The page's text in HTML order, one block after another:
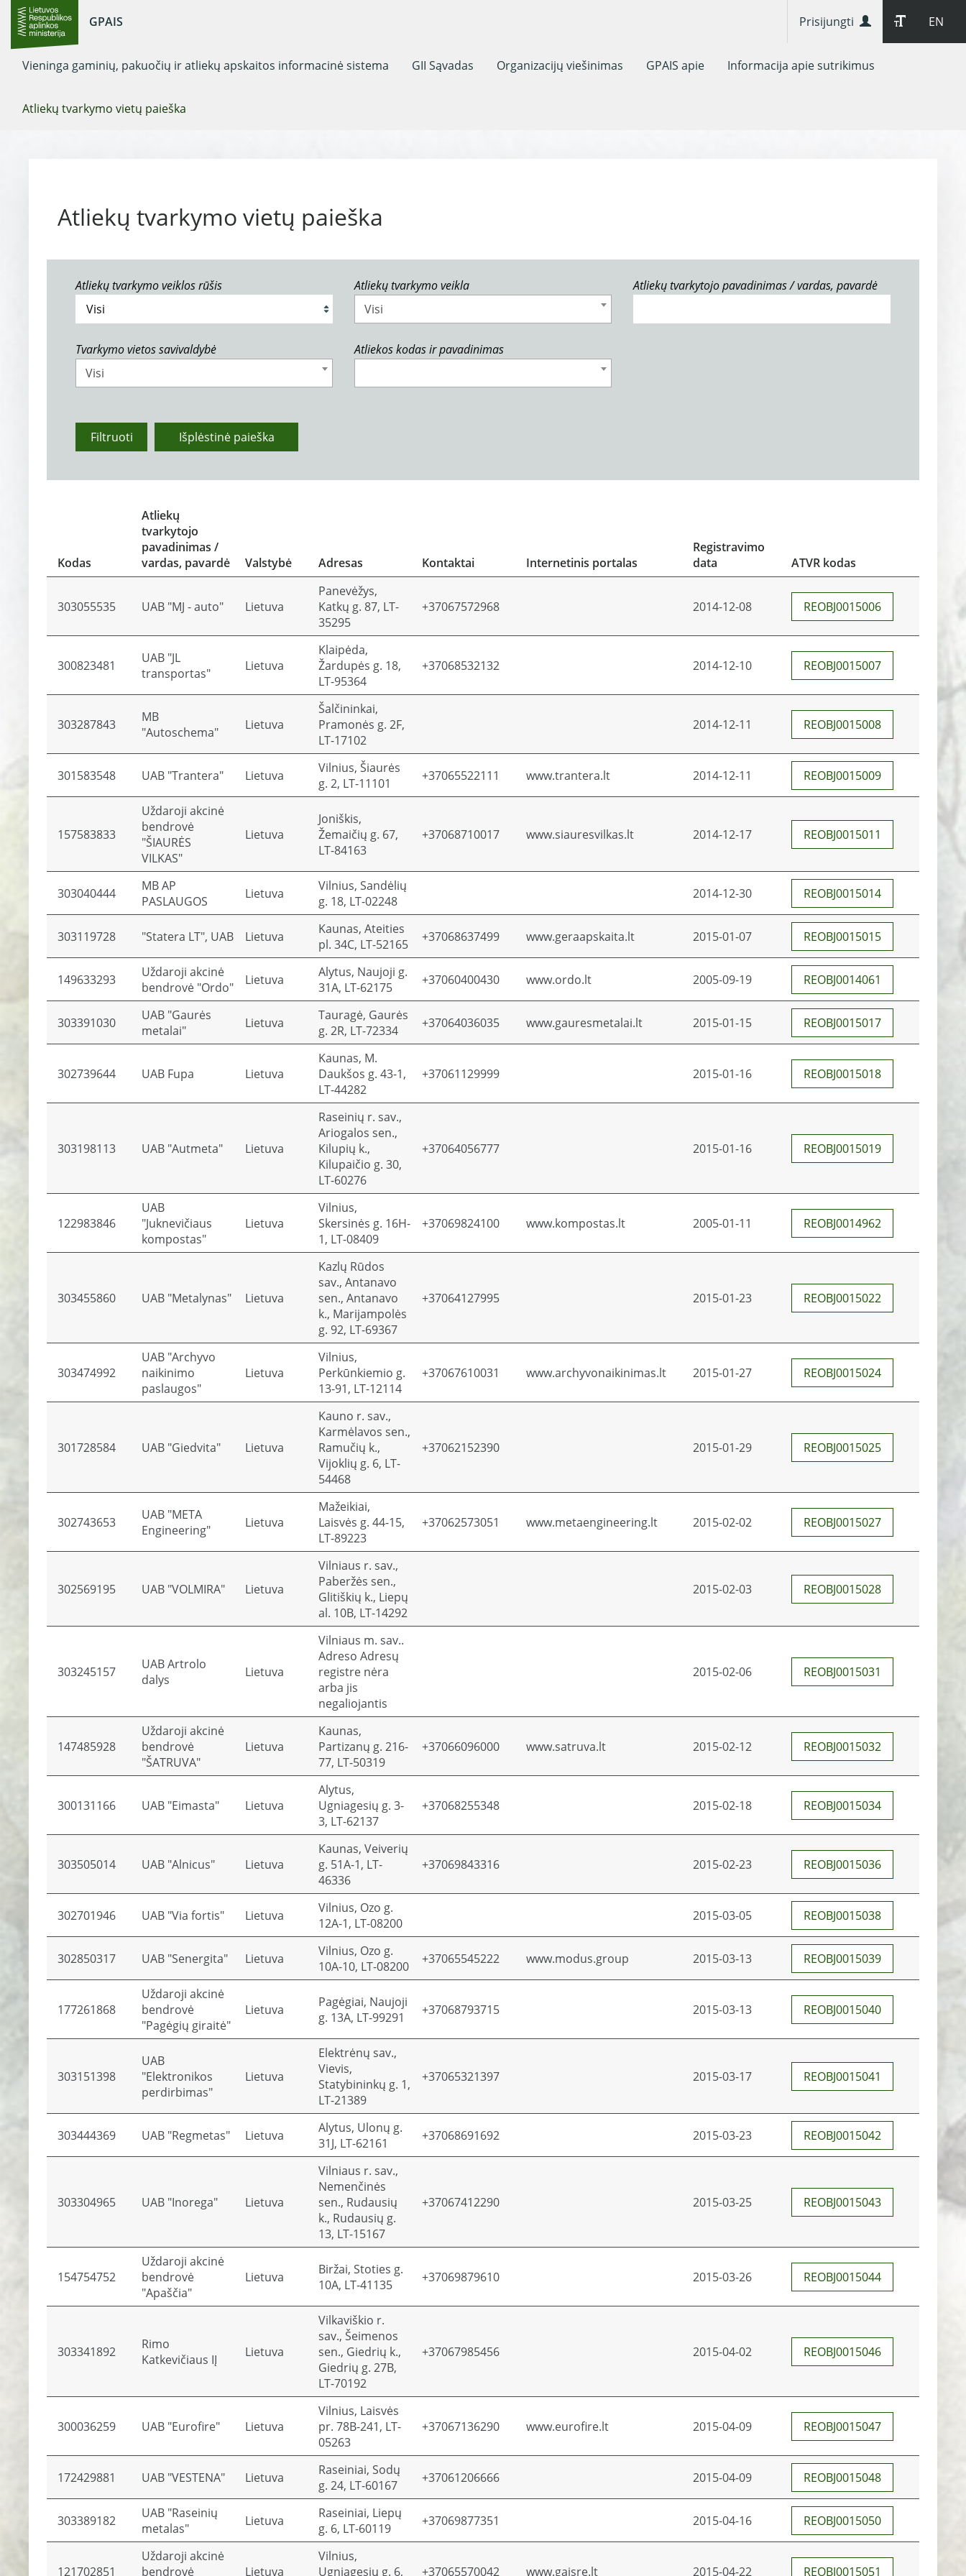
GPAIS EN
Prisijungti
Vieninga gaminių, pakuočių ir atliekų apskaitos informacinė sistema GII Sąvadas Organizacijų viešinimas GPAIS apie Informacija apie sutrikimus
Atliekų tvarkymo vietų paieška
Atliekų tvarkymo vietų paieška
Atliekų tvarkymo veiklos rūšis
Atliekų tvarkymo veikla
Visi
Atliekų tvarkytojo pavadinimas / vardas, pavardė
Tvarkymo vietos savivaldybė
Visi
Atliekos kodas ir pavadinimas
Filtruoti Išplėstinė paieška
Kodas
Atliekų
tvarkytojo
pavadinimas /
vardas, pavardė
Valstybė Adresas Kontaktai Internetinis portalas
Registravimo
data
ATVR kodas
303055535 UAB "MJ - auto" Lietuva
Panevėžys,
Katkų g. 87, LT-
35295
+37067572968 2014-12-08 REOBJ0015006
300823481
UAB "JL
transportas"
Lietuva
Klaipėda,
Žardupės g. 18,
LT-95364
+37068532132 2014-12-10 REOBJ0015007
303287843
MB
"Autoschema"
Lietuva
Šalčininkai,
Pramonės g. 2F,
LT-17102
2014-12-11 REOBJ0015008
301583548 UAB "Trantera" Lietuva
Vilnius, Šiaurės
g. 2, LT-11101
+37065522111 www.trantera.lt 2014-12-11 REOBJ0015009
157583833
Uždaroji akcinė
bendrovė
"ŠIAURĖS
VILKAS"
Lietuva
Joniškis,
Žemaičių g. 67,
LT-84163
+37068710017 www.siauresvilkas.lt 2014-12-17 REOBJ0015011
303040444
MB AP
PASLAUGOS
Lietuva
Vilnius, Sandėlių
g. 18, LT-02248
2014-12-30 REOBJ0015014
303119728 "Statera LT", UAB Lietuva
Kaunas, Ateities
pl. 34C, LT-52165
+37068637499 www.geraapskaita.lt 2015-01-07 REOBJ0015015
149633293
Uždaroji akcinė
bendrovė "Ordo"
Lietuva
Alytus, Naujoji g.
31A, LT-62175
+37060400430 www.ordo.lt 2005-09-19 REOBJ0014061
303391030
UAB "Gaurės
metalai"
Lietuva
Tauragė, Gaurės
g. 2R, LT-72334
+37064036035 www.gauresmetalai.lt 2015-01-15 REOBJ0015017
302739644 UAB Fupa Lietuva
Kaunas, M.
Daukšos g. 43-1,
LT-44282
+37061129999 2015-01-16 REOBJ0015018
303198113 UAB "Autmeta" Lietuva
Raseinių r. sav.,
Ariogalos sen.,
Kilupių k.,
Kilupaičio g. 30,
LT-60276
+37064056777 2015-01-16 REOBJ0015019
122983846
UAB
"Juknevičiaus
kompostas"
Lietuva
Vilnius,
Skersinės g. 16H-
1, LT-08409
+37069824100 www.kompostas.lt 2005-01-11 REOBJ0014962
303455860 UAB "Metalynas" Lietuva
Kazlų Rūdos
sav., Antanavo
sen., Antanavo
k., Marijampolės
g. 92, LT-69367
+37064127995 2015-01-23 REOBJ0015022
303474992
UAB "Archyvo
naikinimo
paslaugos"
Lietuva
Vilnius,
Perkūnkiemio g.
13-91, LT-12114
+37067610031 www.archyvonaikinimas.lt 2015-01-27 REOBJ0015024
301728584 UAB "Giedvita" Lietuva
Kauno r. sav.,
Karmėlavos sen.,
Ramučių k.,
Vijoklių g. 6, LT-
54468
+37062152390 2015-01-29 REOBJ0015025
302743653
UAB "META
Engineering"
Lietuva
Mažeikiai,
Laisvės g. 44-15,
LT-89223
+37062573051 www.metaengineering.lt 2015-02-02 REOBJ0015027
302569195 UAB "VOLMIRA" Lietuva
Vilniaus r. sav.,
Paberžės sen.,
Glitiškių k., Liepų
al. 10B, LT-14292
2015-02-03 REOBJ0015028
303245157
UAB Artrolo
dalys
Lietuva
Vilniaus m. sav..
Adreso Adresų
registre nėra
arba jis
negaliojantis
2015-02-06 REOBJ0015031
147485928
Uždaroji akcinė
bendrovė
"ŠATRUVA"
Lietuva
Kaunas,
Partizanų g. 216-
77, LT-50319
+37066096000 www.satruva.lt 2015-02-12 REOBJ0015032
300131166 UAB "Eimasta" Lietuva
Alytus,
Ugniagesių g. 3-
3, LT-62137
+37068255348 2015-02-18 REOBJ0015034
303505014 UAB "Alnicus" Lietuva
Kaunas, Veiverių
g. 51A-1, LT-
46336
+37069843316 2015-02-23 REOBJ0015036
302701946 UAB "Via fortis" Lietuva
Vilnius, Ozo g.
12A-1, LT-08200
2015-03-05 REOBJ0015038
302850317 UAB "Senergita" Lietuva
Vilnius, Ozo g.
10A-10, LT-08200
+37065545222 www.modus.group 2015-03-13 REOBJ0015039
177261868
Uždaroji akcinė
bendrovė
"Pagėgių giraitė"
Lietuva
Pagėgiai, Naujoji
g. 13A, LT-99291
+37068793715 2015-03-13 REOBJ0015040
303151398
UAB
"Elektronikos
perdirbimas"
Lietuva
Elektrėnų sav.,
Vievis,
Statybininkų g. 1,
LT-21389
+37065321397 2015-03-17 REOBJ0015041
303444369 UAB "Regmetas" Lietuva
Alytus, Ulonų g.
31J, LT-62161
+37068691692 2015-03-23 REOBJ0015042
303304965 UAB "Inorega" Lietuva
Vilniaus r. sav.,
Nemenčinės
sen., Rudausių
k., Rudausių g.
13, LT-15167
+37067412290 2015-03-25 REOBJ0015043
154754752
Uždaroji akcinė
bendrovė
"Apaščia"
Lietuva
Biržai, Stoties g.
10A, LT-41135
+37069879610 2015-03-26 REOBJ0015044
303341892
Rimo
Katkevičiaus IĮ
Lietuva
Vilkaviškio r.
sav., Šeimenos
sen., Giedrių k.,
Giedrių g. 27B,
LT-70192
+37067985456 2015-04-02 REOBJ0015046
300036259 UAB "Eurofire" Lietuva
Vilnius, Laisvės
pr. 78B-241, LT-
05263
+37067136290 www.eurofire.lt 2015-04-09 REOBJ0015047
172429881 UAB "VESTENA" Lietuva
Raseiniai, Sodų
g. 24, LT-60167
+37061206666 2015-04-09 REOBJ0015048
303389182
UAB "Raseinių
metalas"
Lietuva
Raseiniai, Liepų
g. 6, LT-60119
+37069877351 2015-04-16 REOBJ0015050
121702851
Uždaroji akcinė
bendrovė
Lietuva
Vilnius,
Ugniagesių g. 6,
+37065570042 www.gaisre.lt 2015-04-22 REOBJ0015051